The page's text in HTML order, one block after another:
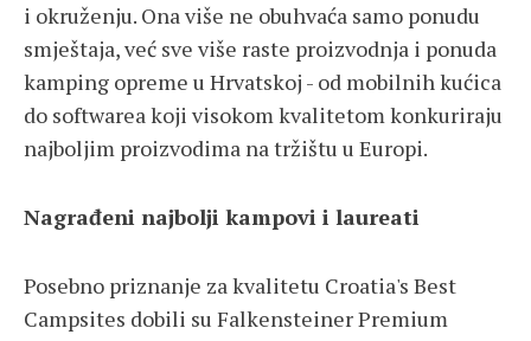
i okruženju. Ona više ne obuhvaća samo ponudu
smještaja, već sve više raste proizvodnja i ponuda
kamping opreme u Hrvatskoj - od mobilnih kućica
do softwarea koji visokom kvalitetom konkuriraju
najboljim proizvodima na tržištu u Europi.
Nagrađeni najbolji kampovi i laureati
Posebno priznanje za kvalitetu Croatia's Best
Campsites dobili su Falkensteiner Premium